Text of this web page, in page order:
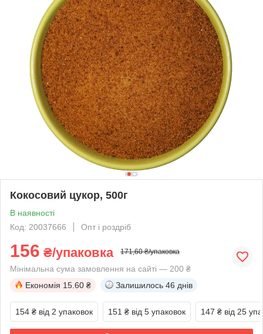
Кокосовий цукор, 500г
В наявності
Код: 20037666
Опт і роздріб
156 ₴/упаковка 171,60 ₴/упаковка
Мінімальна сума замовлення на сайті — 200 ₴
Економія 15.60 ₴ Залишилось 46 днів
154 ₴ від 2 упаковок 151 ₴ від 5 упаковок 147 ₴ від 25